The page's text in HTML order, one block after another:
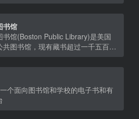
书馆
书馆(Boston Public Library)是美国
共图书馆，现有藏书超过一千五百万
个面向图书馆和学校的电子书和有